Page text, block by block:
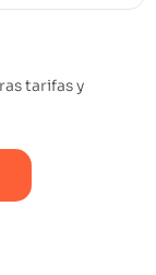
tarifas y